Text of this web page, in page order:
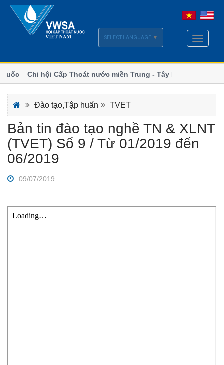
Toggle
Chi hội Cấp Thoát nước miền Trung - Tây Nguyên bước
số
Bộ Xây dựng lấy ý kiến hoàn thiện chính sách Luật Cấp,
Đào tạo,Tập huấn TVET
Bản tin đào tạo nghề TN & XLNT
(TVET) Số 9 / Từ 01/2019 đến
06/2019
09/07/2019
SELECT LANGUAGE ▼